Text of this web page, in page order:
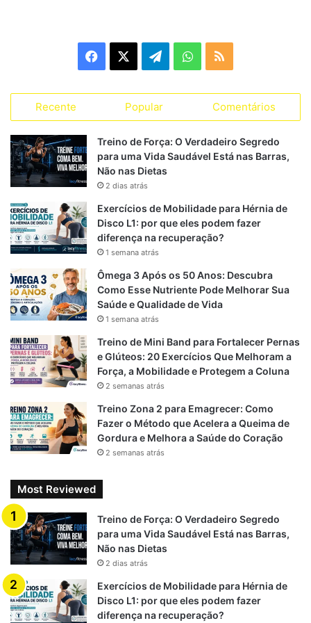
Saltos no step ou agachamento pliométrico
Prancha dinâmica/TRX
Dia D – Full Body Força & Hipertrofia
Agachamento sumô – 4×6-8
Remada unilateral – 3×8-10
Desenvolvimento militar – 3×8
Levantamento terra – 3×6-8
Elevação de pernas – 3×15
Semanas 5 a 8 – Progressão e
intensidade
Aumentar carga ou repetições progressivamente.
Introduzir supersets (ex: peito + ombro, bíceps +
tríceps).
búlgaro, supino com pegada fechada, terra sumô.
Incluir 1 sessão opcional de HIIT leve (bike, corrida
curta, corda) para condicionamento.
Benefícios esperados do
Treinos de Musculação
✔ Aumento daforça em movimentos básicos.
✔ Hipertrofia muscularvisível em braços, pernas e
peitoral.
Facebook TelegramWhatsApp
RSS
Recente Popular Comentários
Treino de Força: O Verdadeiro Segredo
para uma Vida Saudável Está nas Barras,
Não nas Dietas
2 dias atrás
Exercícios de Mobilidade para Hérnia de
Disco L1: por que eles podem fazer
diferença na recuperação?
1 semana atrás
Ômega 3 Após os 50 Anos: Descubra
Como Esse Nutriente Pode Melhorar Sua
Saúde e Qualidade de Vida
1 semana atrás
Treino de Mini Band para Fortalecer Pernas
e Glúteos: 20 Exercícios Que Melhoram a
Força, a Mobilidade e Protegem a Coluna
2 semanas atrás
Treino Zona 2 para Emagrecer: Como
Fazer o Método que Acelera a Queima de
Gordura e Melhora a Saúde do Coração
2 semanas atrás
Most Reviewed
Treino de Força: O Verdadeiro Segredo
para uma Vida Saudável Está nas Barras,
Não nas Dietas
2 dias atrás
Exercícios de Mobilidade para Hérnia de
Disco L1: por que eles podem fazer
diferença na recuperação?